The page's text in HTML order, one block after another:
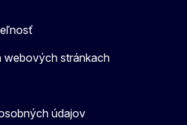
webových stránkach
údajov